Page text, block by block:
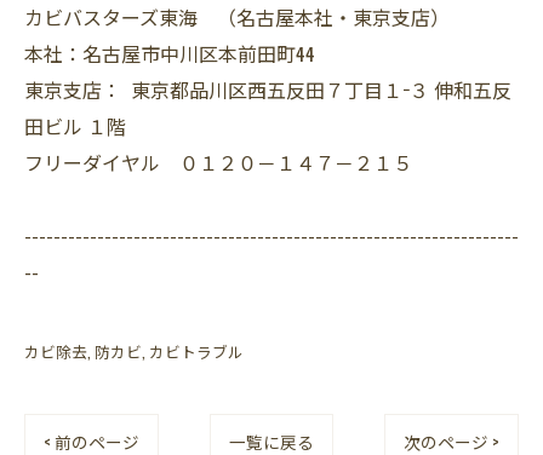
カビバスターズ東海 （名古屋本社・東京支店）
本社：名古屋市中川区本前田町44
東京支店： 東京都品川区西五反田７丁目１−３ 伸和五反
田ビル １階
フリーダイヤル ０１２０－１４７－２１５
--------------------------------------------------------------------
--
カビ除去 防カビ カビトラブル
< 前のページ 一覧に戻る 次のページ >